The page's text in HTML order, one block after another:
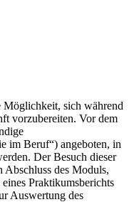
Möglichkeit, sich während
vorzubereiten. Vor dem
im Beruf“) angeboten, in
Der Besuch dieser
Abschluss des Moduls,
Praktikumsberichts
Auswertung des